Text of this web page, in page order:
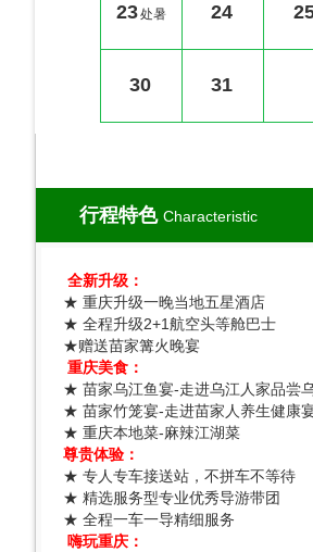
23处暑 24
30 31
行程特色 Characteristic
全新升级：
★ 重庆升级一晚当地五星酒店
★ 全程升级2+1航空头等舱巴士
★赠送苗家篝火晚宴
重庆美食：
★ 苗家乌江鱼宴-走进乌江人家品尝
★ 苗家竹笼宴-走进苗家人养生健康
★ 重庆本地菜-麻辣江湖菜
尊贵体验：
★ 专人专车接送站，不拼车不等待
★ 精选服务型专业优秀导游带团
★ 全程一车一导精细服务
嗨玩重庆：